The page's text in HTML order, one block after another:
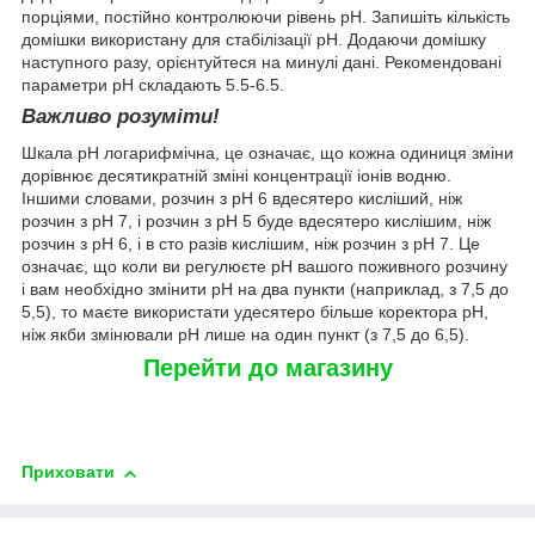
порціями, постійно контролюючи рівень pH. Запишіть кількість
домішки використану для стабілізації pH. Додаючи домішку
наступного разу, орієнтуйтеся на минулі дані. Рекомендовані
параметри pH складають 5.5-6.5.
Важливо розуміти!
Шкала pH логарифмічна, це означає, що кожна одиниця зміни
дорівнює десятикратній зміні концентрації іонів водню.
Іншими словами, розчин з pH 6 вдесятеро кисліший, ніж
розчин з pH 7, і розчин з pH 5 буде вдесятеро кислішим, ніж
розчин з pH 6, і в сто разів кислішим, ніж розчин з pH 7. Це
означає, що коли ви регулюєте pH вашого поживного розчину
і вам необхідно змінити pH на два пункти (наприклад, з 7,5 до
5,5), то маєте використати удесятеро більше коректора pH,
ніж якби змінювали pH лише на один пункт (з 7,5 до 6,5).
Перейти до магазину
Приховати